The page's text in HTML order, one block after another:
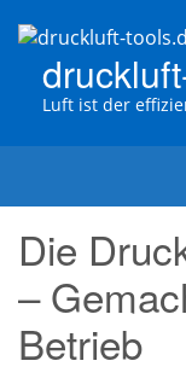
Hauptinhalt
springen
Luft ist der
Die
–
Betrieb